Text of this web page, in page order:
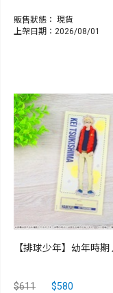
販售狀態： 現貨
上架日期：2026/08/01
【排球少年】幼年時期
$611 $580